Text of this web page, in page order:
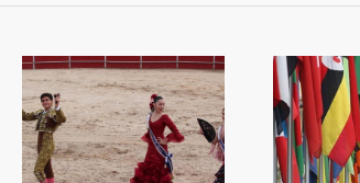
Qüestió de banderes